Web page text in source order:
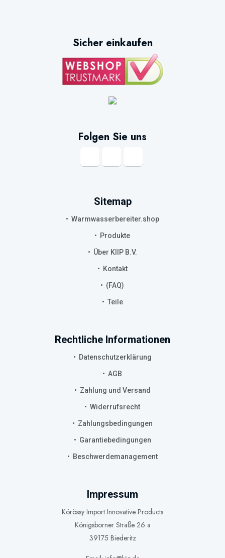
Sicher einkaufen
Folgen Sie uns
Sitemap
Warmwasserbereiter.shop
Produkte
Über KIIP B.V.
Kontakt
(FAQ)
Teile
Rechtliche Informationen
Datenschutzerklärung
AGB
Zahlung und Versand
Widerrufsrecht
Zahlungsbedingungen
Garantiebedingungen
Beschwerdemanagement
Impressum
Körössy Import Innovative Products
Königsborner Straße 26 a
39175 Biederitz